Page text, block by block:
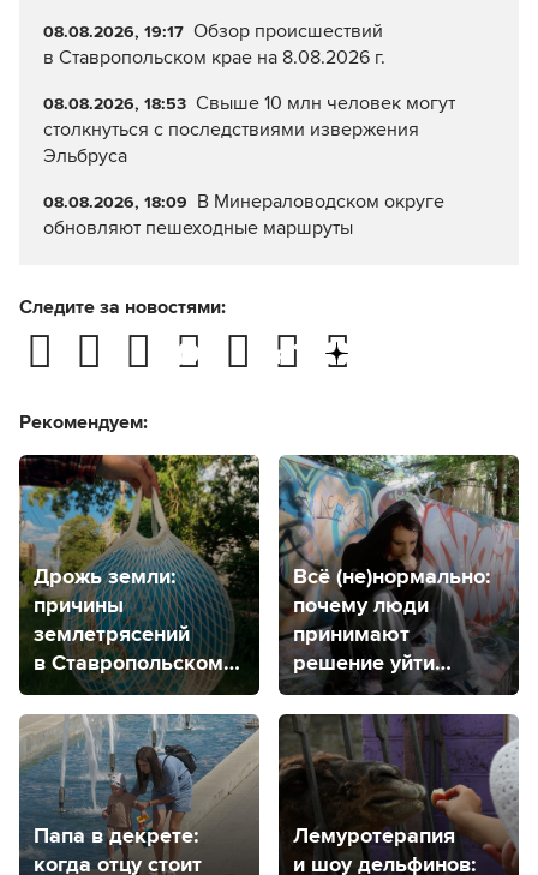
08.08.2026, 19:17 Обзор происшествий
в Ставропольском крае на 8.08.2026 г.
08.08.2026, 18:53 Свыше 10 млн человек могут
столкнуться с последствиями извержения
Эльбруса
08.08.2026, 18:09 В Минераловодском округе
обновляют пешеходные маршруты
Следите за новостями:
Рекомендуем:
Дрожь земли:
причины
землетрясений
в Ставропольском
крае, прогнозы
на будущее
Всё (не)нормально:
почему люди
принимают
решение уйти
из жизни?
Папа в декрете:
когда отцу стоит
Лемуротерапия
и шоу дельфинов: